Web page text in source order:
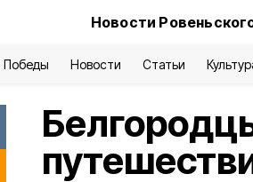
Новости
Победы Новости Статьи